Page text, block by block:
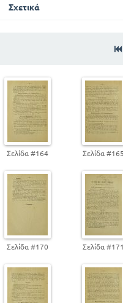
Σχετικά
Σελίδα #164 Σελίδα #165
Σελίδα #170 Σελίδα #171